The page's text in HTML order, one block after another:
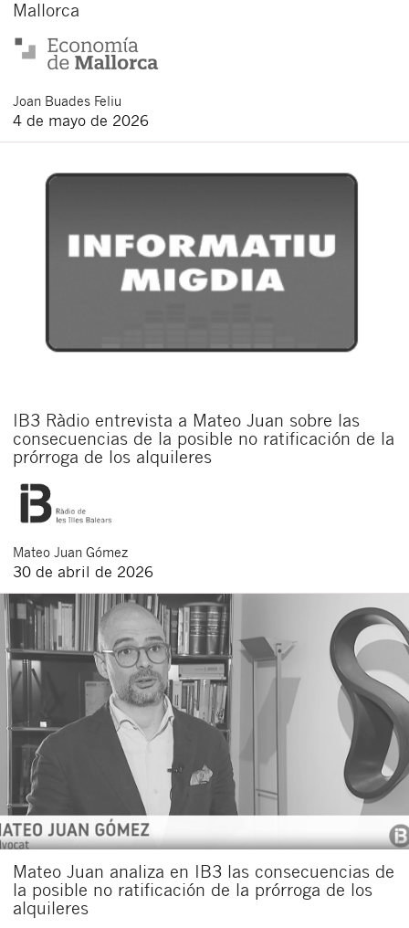
Mallorca
Joan Buades Feliu
4 de mayo de 2026
IB3 Ràdio entrevista a Mateo Juan sobre las
consecuencias de la posible no ratificación de la
prórroga de los alquileres
Mateo Juan Gómez
30 de abril de 2026
Mateo Juan analiza en IB3 las consecuencias de
la posible no ratificación de la prórroga de los
alquileres